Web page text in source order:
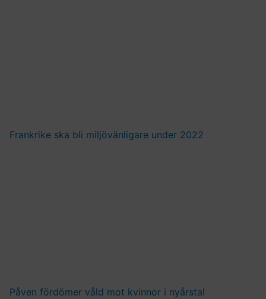
Frankrike ska bli miljövänligare under 2022
Påven fördömer våld mot kvinnor i nyårstal